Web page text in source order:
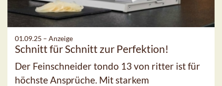
01.09.25 – Anzeige
Schnitt für Schnitt zur Perfektion!
Der Feinschneider tondo 13 von ritter ist für
höchste Ansprüche. Mit starkem